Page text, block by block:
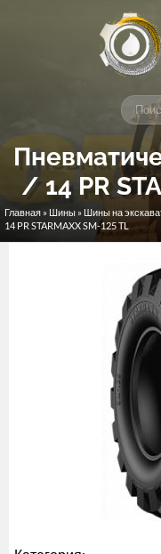
Перейти к основному
/ 14 PR
Вы здесь
Главная » Шины » Шины на
14 PR STARMAXX SM-125 TL